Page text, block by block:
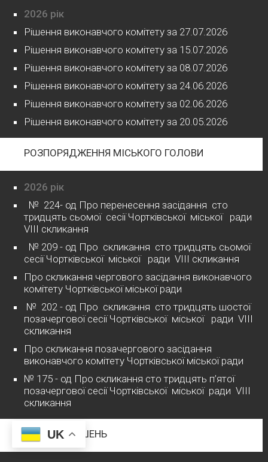
2026 рік
Рішення виконавчого комітету за 27.07.2026
Рішення виконавчого комітету за 15.07.2026
Рішення виконавчого комітету за 08.07.2026
Рішення виконавчого комітету за 24.06.2026
Рішення виконавчого комітету за 02.06.2026
Рішення виконавчого комітету за 20.05.2026
РОЗПОРЯДЖЕННЯ МІСЬКОГО ГОЛОВИ
2026 рік
№ 224- од Про перенесення засідання сто
тридцять сьомої сесії Чортківської міської ради
VІІІ скликання
№ 209 - од Про скликання сто тридцять сьомої
сесії Чортківської міської ради VІІІ скликання
Про скликання чергового засідання виконавчого
комітету Чортківської міської ради
№ 202 - од Про скликання сто тридцять шостої
позачергової сесії Чортківської міської ради VІІІ
скликання
Про скликання позачергового засідання
виконавчого комітету Чортківської міської ради
№ 175 - од Про скликання сто тридцять п’ятої
позачергової сесії Чортківської міської ради VІІІ
скликання
ПРОЕКТИ РІШЕНЬ
UK